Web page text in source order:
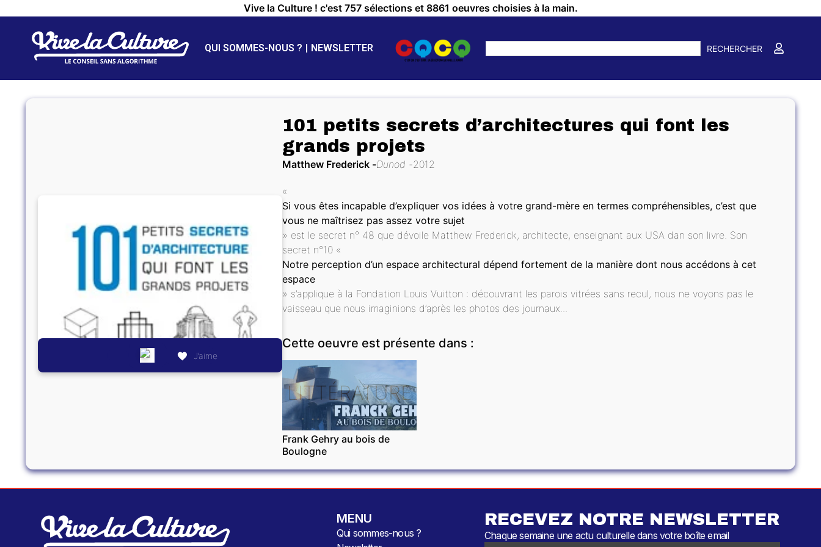
Vive la Culture ! c'est 757 sélections et 8861 oeuvres choisies à la main.
QUI SOMMES-NOUS ? NEWSLETTER RECHERCHER
J’aime
101 petits secrets d’architectures qui font les
grands projets
Matthew Frederick Dunod 2012
«
Si vous êtes incapable d’expliquer vos idées à votre grand-mère en termes compréhensibles, c’est que
vous ne maîtrisez pas assez votre sujet
» est le secret n° 48 que dévoile Matthew Frederick, architecte, enseignant aux USA dan son livre. Son
secret n°10 «
Notre perception d’un espace architectural dépend fortement de la manière dont nous accédons à cet
espace
» s’applique à la Fondation Louis Vuitton : découvrant les parois vitrées sans recul, nous ne voyons pas le
vaisseau que nous imaginions d’après les photos des journaux...
Cette oeuvre est présente dans :
LITTÉRATURE
Frank Gehry au bois de
Boulogne
MENU
Qui sommes-nous ?
RECEVEZ NOTRE NEWSLETTER
Chaque semaine une actu culturelle dans votre boîte email